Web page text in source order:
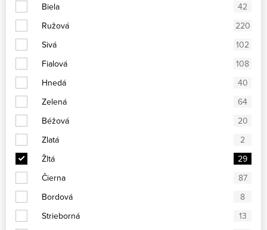
Biela
42
Ružová
220
Sivá
102
Fialová
108
Hnedá
40
Zelená
64
Béžová
20
Zlatá
2
Žltá
29
Čierna
87
Bordová
8
Strieborná
13